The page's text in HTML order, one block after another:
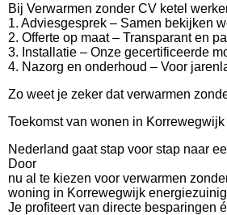
Bij Verwarmen zonder CV ketel
1. Adviesgesprek – Samen bekijken
2. Offerte op maat – Transparant en
3. Installatie – Onze gecertificeerde
4. Nazorg en onderhoud – Voor
Zo weet je zeker dat verwarmen
Toekomst van wonen in Korrewegwijk
Nederland gaat stap voor stap naar
Door
nu al te kiezen voor verwarmen
woning in Korrewegwijk
Je profiteert van directe besparingen